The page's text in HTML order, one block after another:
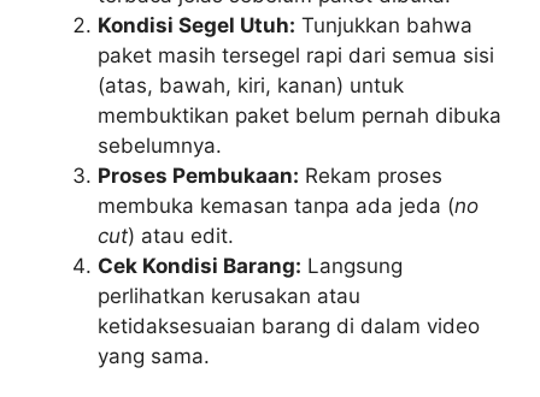
Kondisi Segel Utuh: Tunjukkan bahwa
paket masih tersegel rapi dari semua sisi
(atas, bawah, kiri, kanan) untuk
membuktikan paket belum pernah dibuka
sebelumnya.
Proses Pembukaan: Rekam proses
membuka kemasan tanpa ada jeda (no
cut) atau edit.
Cek Kondisi Barang: Langsung
perlihatkan kerusakan atau
ketidaksesuaian barang di dalam video
yang sama.